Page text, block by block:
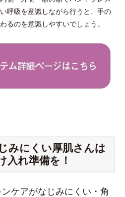
呼吸を意識しながら行うと、手の
るのを意識しやすいでしょう。
みにくい厚肌さんは
入れ準備を！
ケアがなじみにくい・角